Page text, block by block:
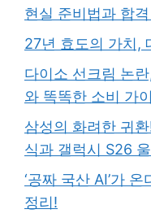
현실 준비법과 합
27년 효도의 가치,
다이소 선크림 논
와 똑똑한 소비 가
삼성의 화려한 귀
식과 갤럭시 S26
‘공짜 국산 AI’가 온
정리!